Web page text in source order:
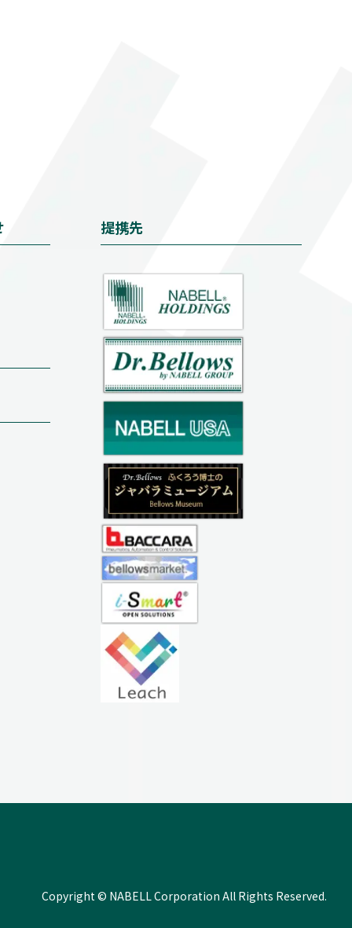
提携先
Copyright © NABELL Corporation All Rights Reserved.